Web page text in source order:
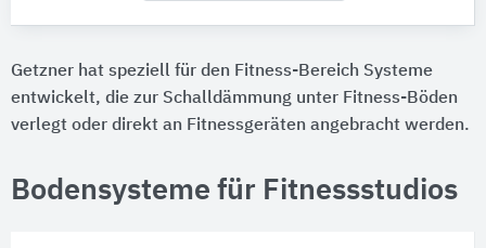
Getzner hat speziell für den Fitness-Bereich Systeme
entwickelt, die zur Schalldämmung unter Fitness-Böden
verlegt oder direkt an Fitnessgeräten angebracht werden.
Bodensysteme für Fitnessstudios